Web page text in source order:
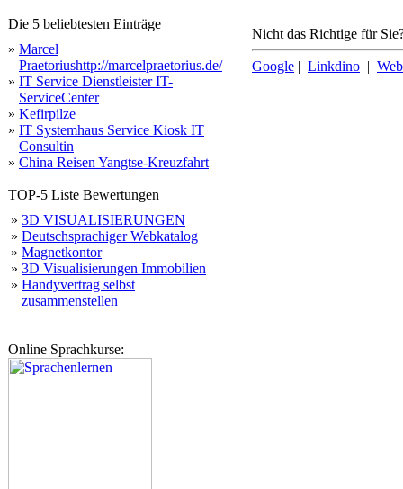
Die 5 beliebtesten Einträge
» Marcel
Praetoriushttp://marcelpraetorius.de/
» IT Service Dienstleister IT-
ServiceCenter
» Kefirpilze
» IT Systemhaus Service Kiosk IT
Consultin
» China Reisen Yangtse-Kreuzfahrt
TOP-5 Liste Bewertungen
» 3D VISUALISIERUNGEN
» Deutschsprachiger Webkatalog
» Magnetkontor
» 3D Visualisierungen Immobilien
» Handyvertrag selbst
zusammenstellen
Online Sprachkurse:
Nicht das Richtige für
Google | Linkdino | Web